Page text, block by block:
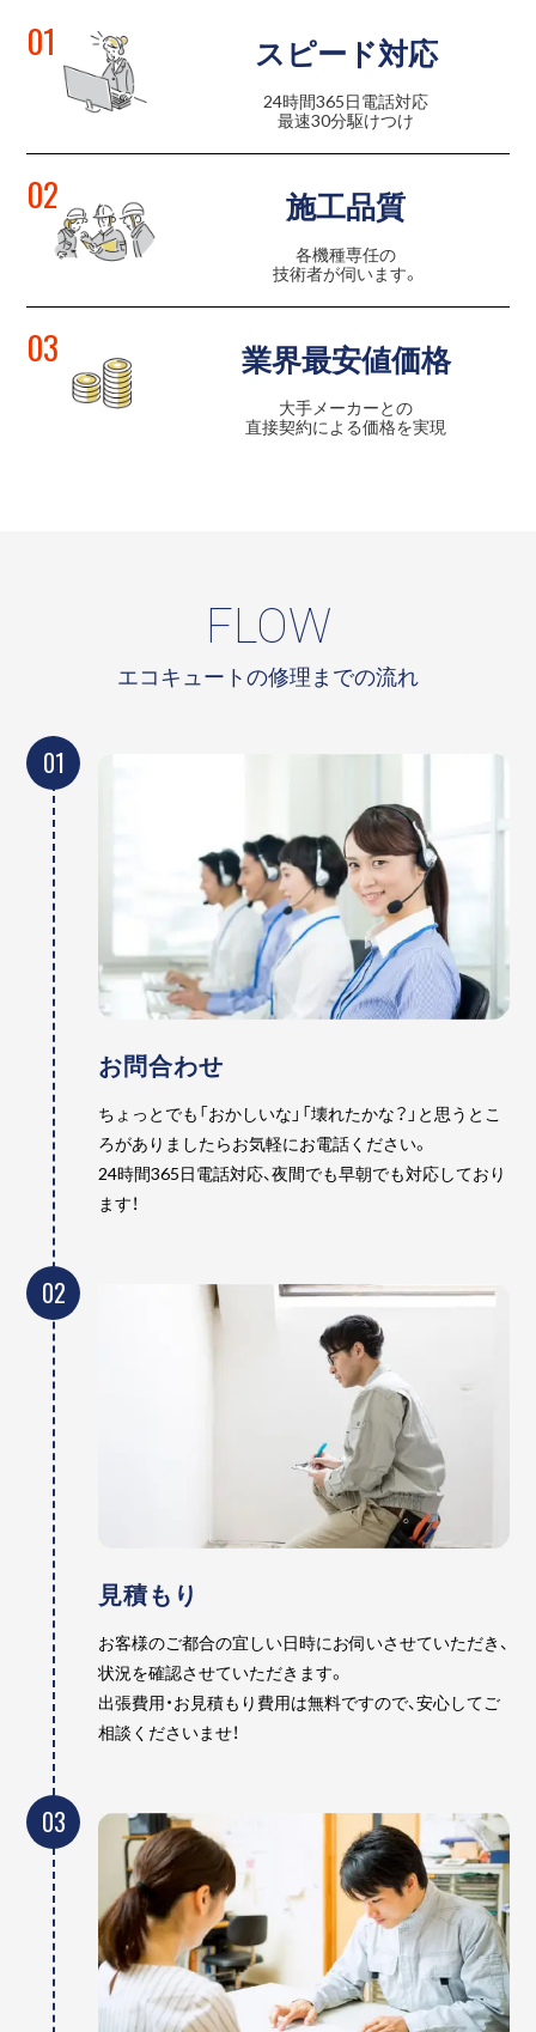
01 スピード対応
24時間365日電話対応
最速30分駆けつけ
02 施工品質
各機種専任の
技術者が伺います。
03 業界最安値価格
大手メーカーとの
直接契約による価格を実現
FLOW
エコキュートの修理までの流れ
01
お問合わせ
ちょっとでも「おかしいな」「壊れたかな？」と思うとこ
ろがありましたらお気軽にお電話ください。
24時間365日電話対応、夜間でも早朝でも対応しており
ます！
02
見積もり
お客様のご都合の宜しい日時にお伺いさせていただき、
状況を確認させていただきます。
出張費用・お見積もり費用は無料ですので、安心してご
相談くださいませ！
03